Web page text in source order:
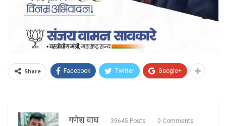
Share Facebook Twitter Google+
गणेश वाघ 39645 Posts 0 Comments